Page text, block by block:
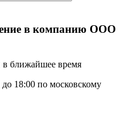
в компанию ООО
в ближайшее время
18:00 по московскому